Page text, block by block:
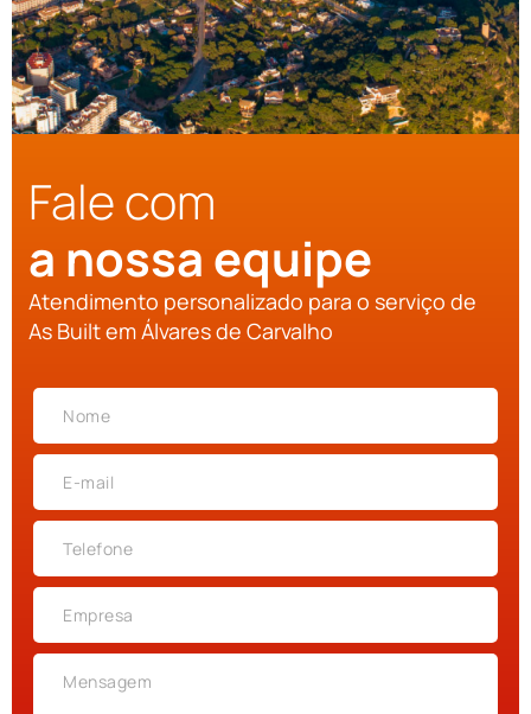
Fale com
a nossa equipe
Atendimento personalizado para o serviço de
As Built em Álvares de Carvalho